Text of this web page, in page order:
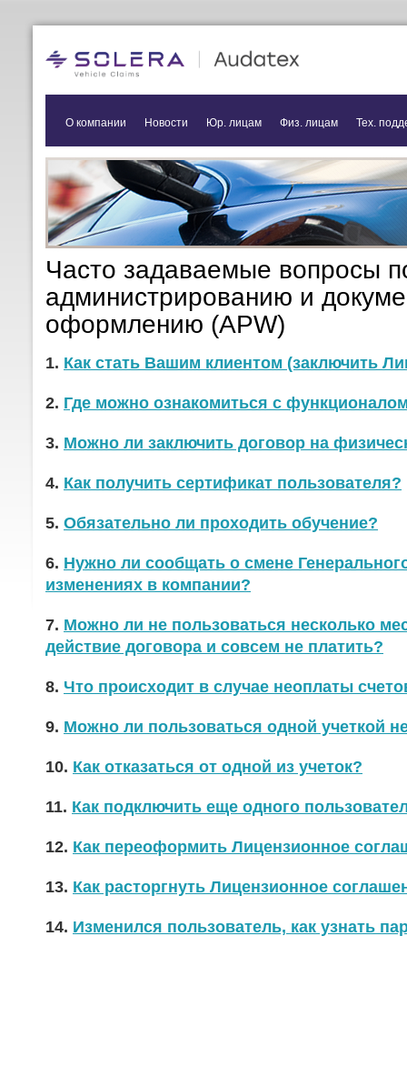
О компании Новости Юр. лицам Физ. лицам Тех.
Часто задаваемые вопросы
администрированию и
оформлению (APW)
1. Как стать Вашим клиентом (заключить
2. Где можно ознакомиться с
3. Можно ли заключить договор на
4. Как получить сертификат пользователя?
5. Обязательно ли проходить обучение?
6. Нужно ли сообщать о смене
изменениях в компании?
7. Можно ли не пользоваться несколько
действие договора и совсем не платить?
8. Что происходит в случае неоплаты
9. Можно ли пользоваться одной учеткой
10. Как отказаться от одной из учеток?
11. Как подключить еще одного
12. Как переоформить Лицензионное
13. Как расторгнуть Лицензионное
14. Изменился пользователь, как узнать